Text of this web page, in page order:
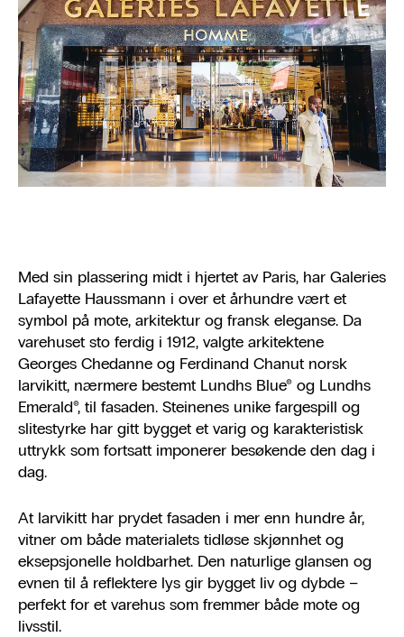
Med sin plassering midt i hjertet av Paris, har Galeries
Lafayette Haussmann i over et århundre vært et
symbol på mote, arkitektur og fransk eleganse. Da
varehuset sto ferdig i 1912, valgte arkitektene
Georges Chedanne og Ferdinand Chanut norsk
larvikitt, nærmere bestemt Lundhs Blue® og Lundhs
Emerald®, til fasaden. Steinenes unike fargespill og
slitestyrke har gitt bygget et varig og karakteristisk
uttrykk som fortsatt imponerer besøkende den dag i
dag.
At larvikitt har prydet fasaden i mer enn hundre år,
vitner om både materialets tidløse skjønnhet og
eksepsjonelle holdbarhet. Den naturlige glansen og
evnen til å reflektere lys gir bygget liv og dybde –
perfekt for et varehus som fremmer både mote og
livsstil.